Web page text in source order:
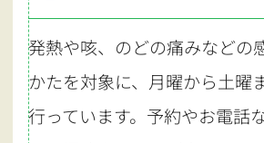
発熱や咳、のどの痛みなどの
かたを対象に、月曜から土曜
行っています。予約やお電話